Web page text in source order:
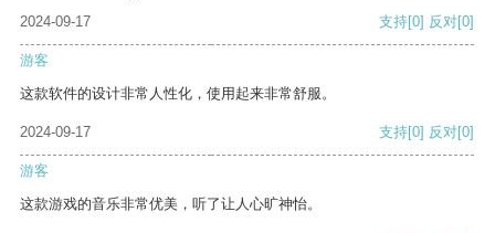
2024-09-17
支持[0] 反对[0]
游客
这款软件的设计非常人性化，使用起来非常舒服。
2024-09-17 支持[0] 反对[0]
游客
这款游戏的音乐非常优美，听了让人心旷神怡。